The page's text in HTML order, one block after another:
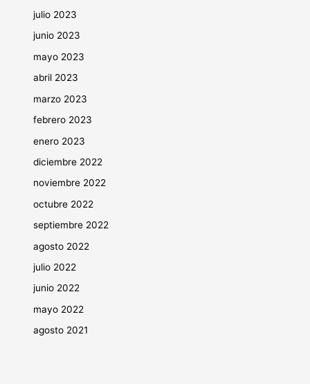
julio 2023
junio 2023
mayo 2023
abril 2023
marzo 2023
febrero 2023
enero 2023
diciembre 2022
noviembre 2022
octubre 2022
septiembre 2022
agosto 2022
julio 2022
junio 2022
mayo 2022
agosto 2021